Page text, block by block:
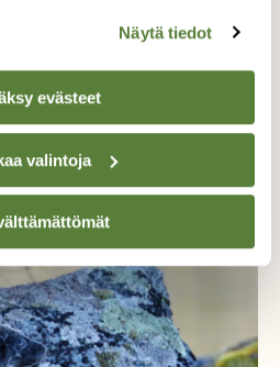
Näytä tiedot
evästeet
valintoja
on perhokalastaja,
on sydämen asia: ”Ne